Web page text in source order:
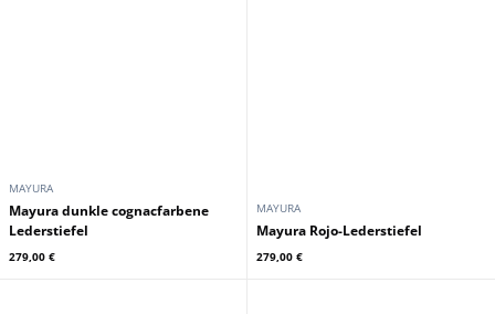
MAYURA
Mayura dunkle cognacfarbene
Lederstiefel
279,00 €
MAYURA
Mayura Rojo-Lederstiefel
279,00 €